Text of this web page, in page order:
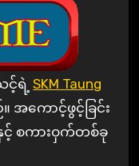
င့်ရဲ့SKM Taung
အကောင့်ဖွင့်ခြင်း
စကားဝှက်တစ်ခု